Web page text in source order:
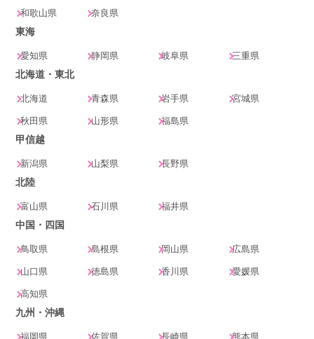
和歌山県
奈良県
東海
愛知県 静岡県 岐阜県
三重県
北海道・東北
北海道 青森県 岩手県 宮城県
秋田県 山形県
福島県
甲信越
新潟県 山梨県
長野県
北陸
富山県 石川県
福井県
中国・四国
鳥取県 島根県 岡山県 広島県
山口県 徳島県 香川県 愛媛県
高知県
九州・沖縄
福岡県 佐賀県 長崎県 熊本県